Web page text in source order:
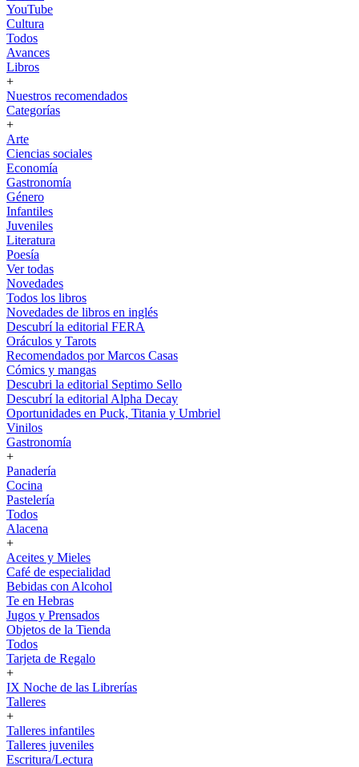
YouTube
Cultura
Todos
Avances
Libros
+
Nuestros recomendados
Categorías
+
Arte
Ciencias sociales
Economía
Gastronomía
Género
Infantiles
Juveniles
Literatura
Poesía
Ver todas
Novedades
Todos los libros
Novedades de libros en inglés
Descubrí la editorial FERA
Oráculos y Tarots
Recomendados por Marcos Casas
Cómics y mangas
Descubri la editorial Septimo Sello
Descubrí la editorial Alpha Decay
Oportunidades en Puck, Titania y Umbriel
Vinilos
Gastronomía
+
Panadería
Cocina
Pastelería
Todos
Alacena
+
Aceites y Mieles
Café de especialidad
Bebidas con Alcohol
Te en Hebras
Jugos y Prensados
Objetos de la Tienda
Todos
Tarjeta de Regalo
+
IX Noche de las Librerías
Talleres
+
Talleres infantiles
Talleres juveniles
Escritura/Lectura